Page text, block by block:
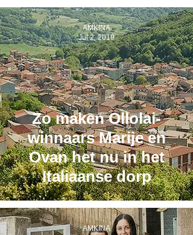
Zo maken Ollolai-
winnaars Marije en
Ovan het nu in het
Italiaanse dorp
AMKINA
Jul 2, 2019
AMKINA